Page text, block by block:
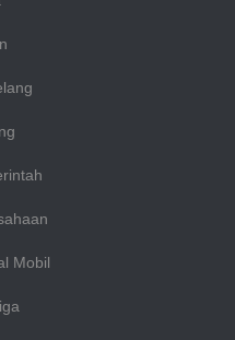
Mobil